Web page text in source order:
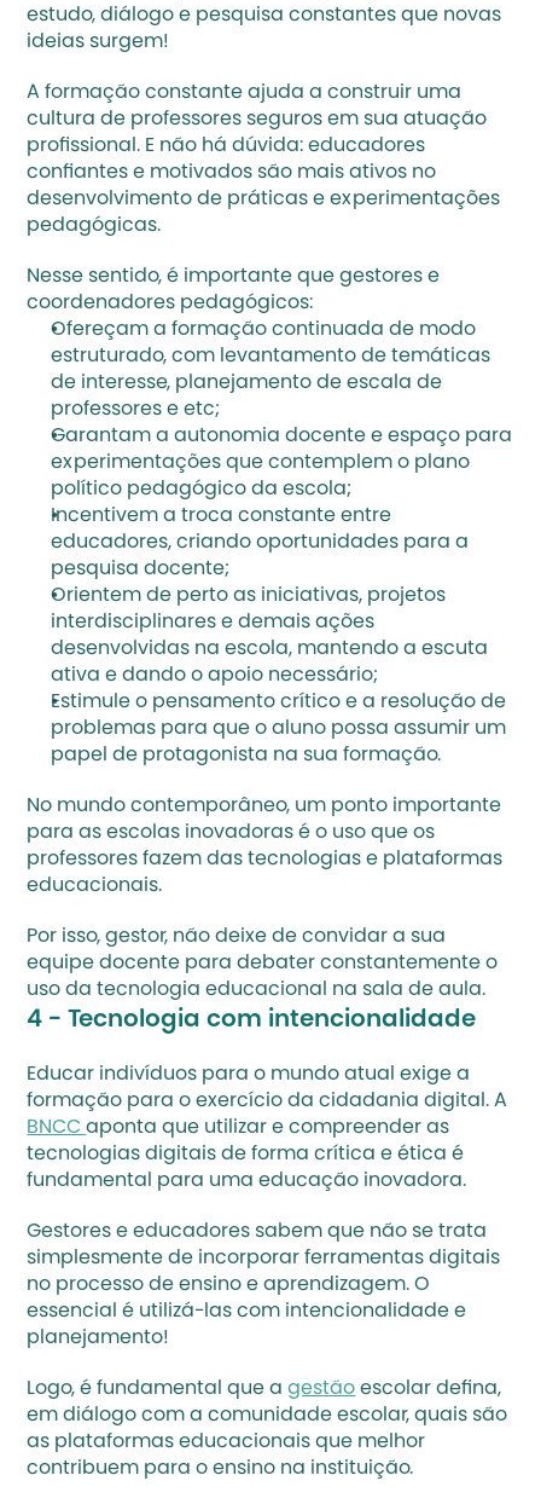
estudo, diálogo e pesquisa constantes que novas
ideias surgem!
A formação constante ajuda a construir uma
cultura de professores seguros em sua atuação
profissional. E não há dúvida: educadores
confiantes e motivados são mais ativos no
desenvolvimento de práticas e experimentações
pedagógicas.
Nesse sentido, é importante que gestores e
coordenadores pedagógicos:
Ofereçam a formação continuada de modo
estruturado, com levantamento de temáticas
de interesse, planejamento de escala de
professores e etc;
Garantam a autonomia docente e espaço para
experimentações que contemplem o plano
político pedagógico da escola;
Incentivem a troca constante entre
educadores, criando oportunidades para a
pesquisa docente;
Orientem de perto as iniciativas, projetos
interdisciplinares e demais ações
desenvolvidas na escola, mantendo a escuta
ativa e dando o apoio necessário;
Estimule o pensamento crítico e a resolução de
problemas para que o aluno possa assumir um
papel de protagonista na sua formação.
No mundo contemporâneo, um ponto importante
para as escolas inovadoras é o uso que os
professores fazem das tecnologias e plataformas
educacionais.
Por isso, gestor, não deixe de convidar a sua
equipe docente para debater constantemente o
uso da tecnologia educacional na sala de aula.
4 - Tecnologia com intencionalidade
Educar indivíduos para o mundo atual exige a
BNCC aponta que utilizar e compreender as
tecnologias digitais de forma crítica e ética é
fundamental para uma educação inovadora.
Gestores e educadores sabem que não se trata
simplesmente de incorporar ferramentas digitais
no processo de ensino e aprendizagem. O
essencial é utilizá-las com intencionalidade e
planejamento!
Logo, é fundamental que a gestão escolar defina,
em diálogo com a comunidade escolar, quais são
as plataformas educacionais que melhor
contribuem para o ensino na instituição.